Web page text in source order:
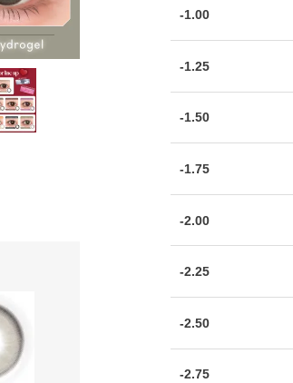
-1.00
-1.25
-1.50
-1.75
-2.00
-2.25
-2.50
-2.75